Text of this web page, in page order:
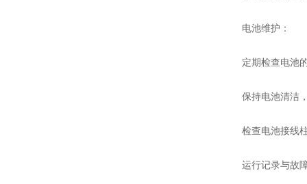
电池维护：
定期检查电池的
保持电池清洁，
检查电池接线柱
运行记录与故